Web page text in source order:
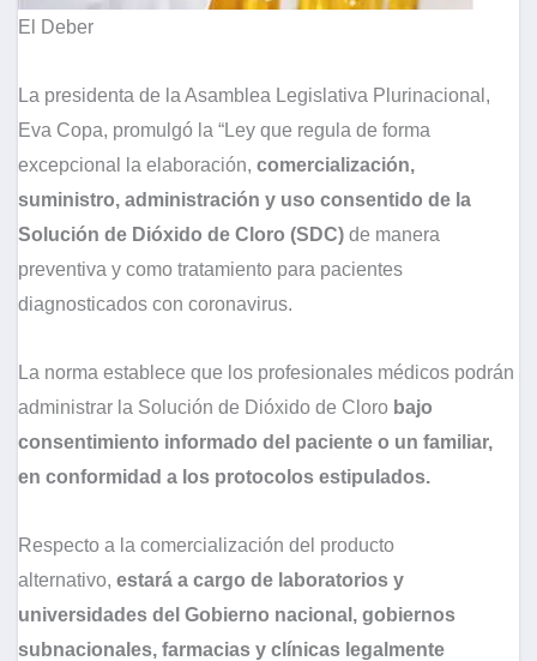
El Deber
La presidenta de la Asamblea Legislativa Plurinacional,
Eva Copa, promulgó la “Ley que regula de forma
excepcional la elaboración, comercialización,
suministro, administración y uso consentido de la
Solución de Dióxido de Cloro (SDC) de manera
preventiva y como tratamiento para pacientes
diagnosticados con coronavirus.
La norma establece que los profesionales médicos podrán
administrar la Solución de Dióxido de Cloro bajo
consentimiento informado del paciente o un familiar,
en conformidad a los protocolos estipulados.
Respecto a la comercialización del producto
alternativo, estará a cargo de laboratorios y
universidades del Gobierno nacional, gobiernos
subnacionales, farmacias y clínicas legalmente